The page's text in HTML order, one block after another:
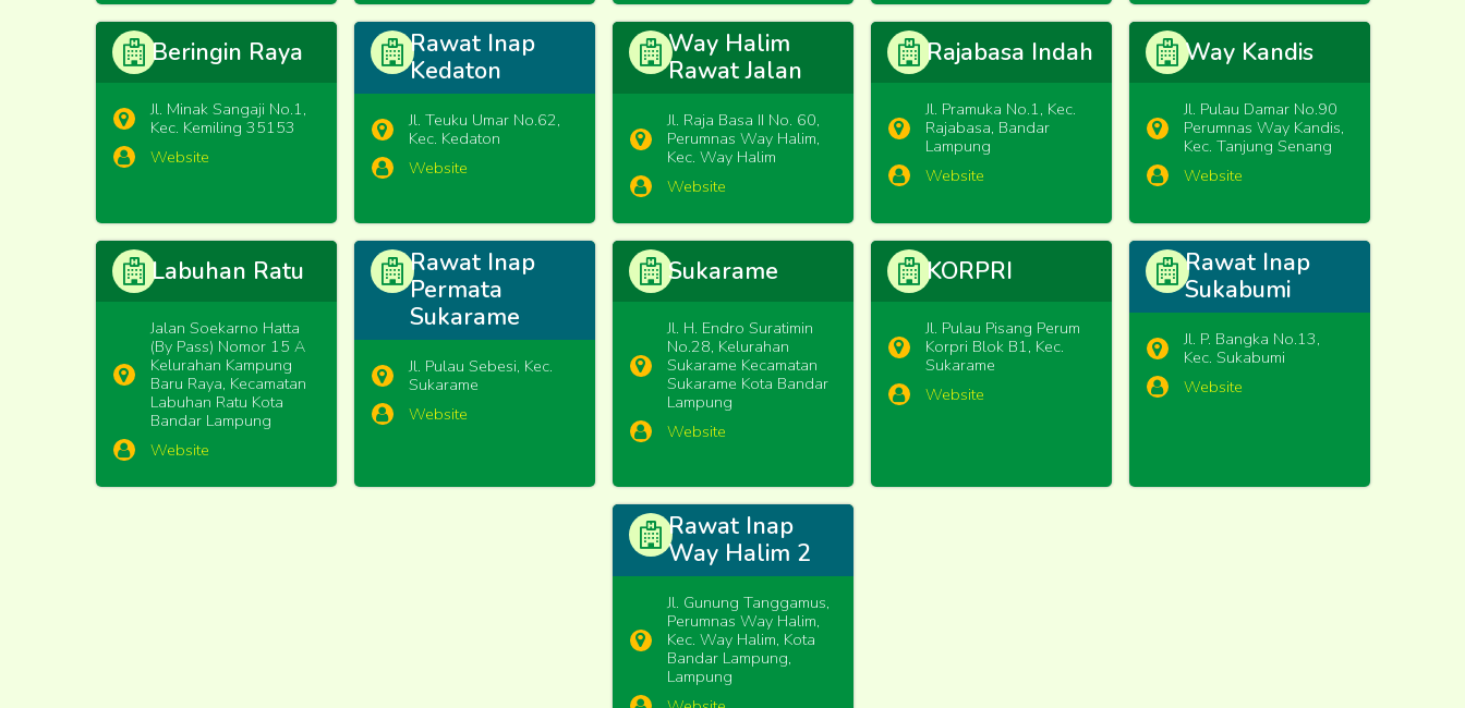
Beringin Raya
Jl. Minak Sangaji No.1,
Kec. Kemiling 35153
Website
Rawat Inap
Kedaton
Jl. Teuku Umar No.62,
Kec. Kedaton
Website
Way Halim
Rawat Jalan
Jl. Raja Basa II No. 60,
Perumnas Way Halim,
Kec. Way Halim
Website
Rajabasa Indah
Jl. Pramuka No.1, Kec.
Rajabasa, Bandar
Lampung
Website
Way Kandis
Jl. Pulau Damar No.90
Perumnas Way Kandis,
Kec. Tanjung Senang
Website
Labuhan Ratu
Jalan Soekarno Hatta
(By Pass) Nomor 15 A
Kelurahan Kampung
Baru Raya, Kecamatan
Labuhan Ratu Kota
Bandar Lampung
Website
Rawat Inap
Permata
Sukarame
Jl. Pulau Sebesi, Kec.
Sukarame
Website
Sukarame
Jl. H. Endro Suratimin
No.28, Kelurahan
Sukarame Kecamatan
Sukarame Kota Bandar
Lampung
Website
KORPRI
Jl. Pulau Pisang Perum
Korpri Blok B1, Kec.
Sukarame
Website
Rawat Inap
Sukabumi
Jl. P. Bangka No.13,
Kec. Sukabumi
Website
Rawat Inap
Way Halim 2
Jl. Gunung Tanggamus,
Perumnas Way Halim,
Kec. Way Halim, Kota
Bandar Lampung,
Lampung